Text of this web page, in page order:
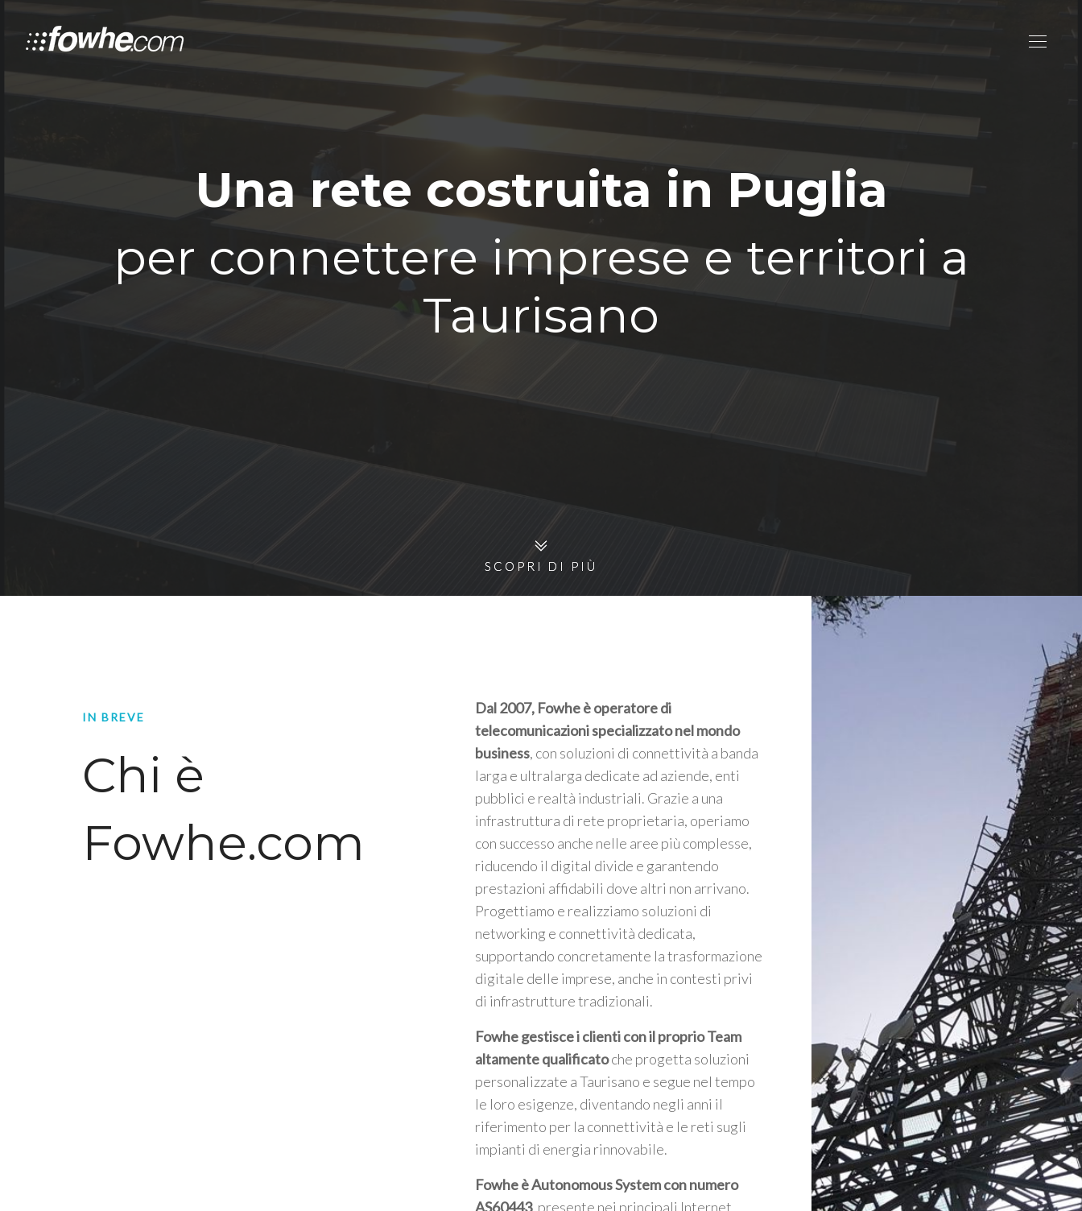
Una rete costruita in Puglia
per connettere imprese e territori a
Taurisano
SCOPRI DI PIÙ
SCOPRI DI PIÙ
IN BREVE
Chi è
Fowhe.com
Dal 2007, Fowhe è operatore di
telecomunicazioni specializzato nel mondo
business, con soluzioni di connettività a banda
larga e ultralarga dedicate ad aziende, enti
pubblici e realtà industriali. Grazie a una
infrastruttura di rete proprietaria, operiamo
con successo anche nelle aree più complesse,
riducendo il digital divide e garantendo
prestazioni affidabili dove altri non arrivano.
Progettiamo e realizziamo soluzioni di
networking e connettività dedicata,
supportando concretamente la trasformazione
digitale delle imprese, anche in contesti privi
di infrastrutture tradizionali.
Fowhe gestisce i clienti con il proprio Team
altamente qualificatoche progetta soluzioni
personalizzate a Taurisano e segue nel tempo
le loro esigenze, diventando negli anni il
riferimento per la connettività e le reti sugli
impianti di energia rinnovabile.
Fowhe è Autonomous System con numero
AS60443, presente nei principali Internet